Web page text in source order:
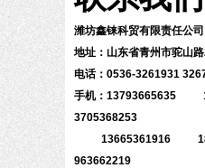
潍坊鑫铼科贸有限责任公司
地址：山东省青州市驼山
电话：0536-3261931
手机：13793665635
3705368253
13665361916
963662219